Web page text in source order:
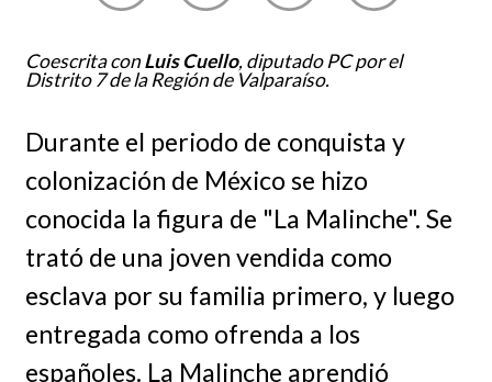
Coescrita conLuis Cuello, diputado PC por el
Distrito 7 de la Región de Valparaíso.
Durante el periodo de conquista y
colonización de México se hizo
conocida la figura de "La Malinche". Se
trató de una joven vendida como
esclava por su familia primero, y luego
entregada como ofrenda a los
españoles. La Malinche aprendió